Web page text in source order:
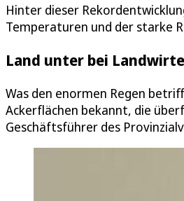
Hinter dieser
Temperaturen und der starke
Land unter bei
Was den enormen Regen
Ackerflächen bekannt, die
Geschäftsführer des